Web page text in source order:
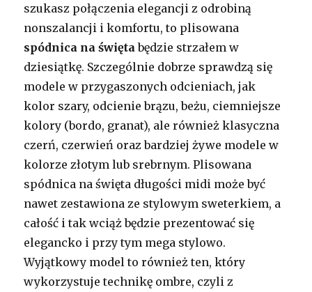
szukasz połączenia elegancji z odrobiną
nonszalancji i komfortu, to plisowana
spódnica na świętabędzie strzałem w
dziesiątkę. Szczególnie dobrze sprawdzą się
modele w przygaszonych odcieniach, jak
kolor szary, odcienie brązu, beżu, ciemniejsze
kolory (bordo, granat), ale również klasyczna
czerń, czerwień oraz bardziej żywe modele w
kolorze złotym lub srebrnym. Plisowana
spódnica na święta długości midi może być
nawet zestawiona ze stylowym sweterkiem, a
całość i tak wciąż będzie prezentować się
elegancko i przy tym mega stylowo.
Wyjątkowy model to również ten, który
wykorzystuje technikę ombre, czyli z